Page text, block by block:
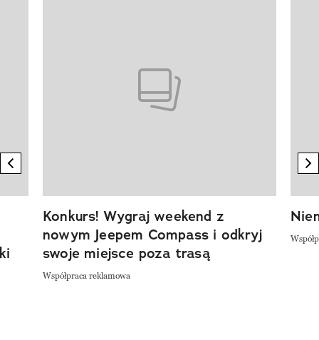
previous element
Konkurs! Wygraj weekend z
nowym Jeepem Compass i odkryj
swoje miejsce poza trasą
Współpraca reklamowa